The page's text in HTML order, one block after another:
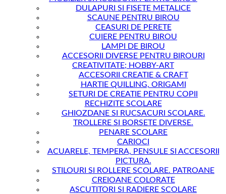
DULAPURI SI FISETE METALICE
SCAUNE PENTRU BIROU
CEASURI DE PERETE
CUIERE PENTRU BIROU
LAMPI DE BIROU
ACCESORII DIVERSE PENTRU BIROURI
CREATIVITATE; HOBBY-ART
ACCESORII CREATIE & CRAFT
HARTIE QUILLING, ORIGAMI
SETURI DE CREATIE PENTRU COPII
RECHIZITE SCOLARE
GHIOZDANE SI RUCSACURI SCOLARE.
TROLLERE SI BORSETE DIVERSE.
PENARE SCOLARE
CARIOCI
ACUARELE, TEMPERA, PENSULE SI ACCESORII
PICTURA.
STILOURI SI ROLLERE SCOLARE. PATROANE
CREIOANE COLORATE
ASCUTITORI SI RADIERE SCOLARE